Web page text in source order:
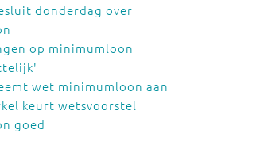
donderdag over
op minimumloon
wet minimumloon aan
keurt wetsvoorstel
goed